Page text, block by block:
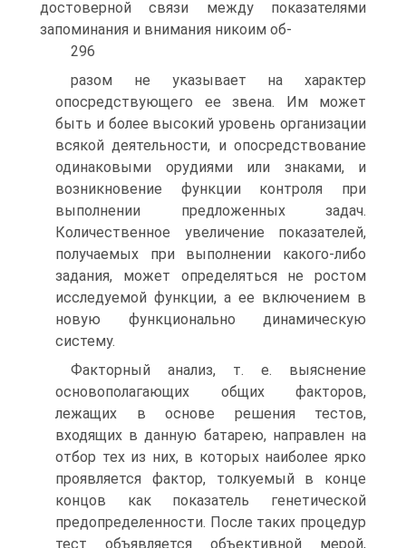
достоверной связи между показателями
запоминания и внимания никоим об-
296
разом не указывает на характер
опосредствующего ее звена. Им может
быть и более высокий уровень организации
всякой деятельности, и опосредствование
одинаковыми орудиями или знаками, и
возникновение функции контроля при
выполнении предложенных задач.
Количественное увеличение показателей,
получаемых при выполнении какого-либо
задания, может определяться не ростом
исследуемой функции, а ее включением в
новую функционально динамическую
систему.
Факторный анализ, т. е. выяснение
основополагающих общих факторов,
лежащих в основе решения тестов,
входящих в данную батарею, направлен на
отбор тех из них, в которых наиболее ярко
проявляется фактор, толкуемый в конце
концов как показатель генетической
предопределенности. После таких процедур
тест объявляется объективной мерой,